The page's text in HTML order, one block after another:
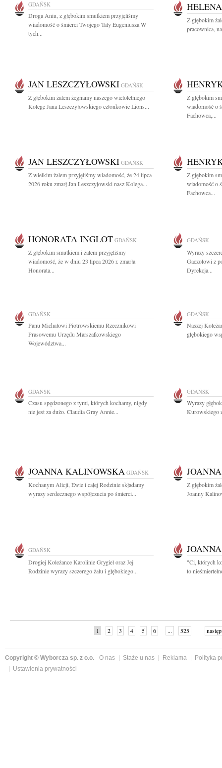
GDAŃSK
Droga Aniu, z głębokim smutkiem przyjęliśmy
wiadomość o śmierci Twojego Taty Eugeniusza W
tych...
Z głębokim
pracownica,
JAN LESZCZYŁOWSKI GDAŃSK
Z głębokim żalem żegnamy naszego wieloletniego
Kolegę Jana Leszczyłowskiego członkowie Lions...
Z głębokim
wiadomość o
Fachowca,...
JAN LESZCZYŁOWSKI GDAŃSK
Z wielkim żalem przyjęliśmy wiadomość, że 24 lipca
2026 roku zmarł Jan Leszczyłowski nasz Kolega...
Z głębokim
wiadomość o
Fachowca...
HONORATA INGLOT GDAŃSK
Z głębokim smutkiem i żalem przyjęliśmy
wiadomość, że w dniu 23 lipca 2026 r. zmarła
Honorata...
GDAŃSK
Wyrazy
Gaczołowi z
Dyrekcja...
GDAŃSK
Panu Michałowi Piotrowskiemu Rzecznikowi
Prasowemu Urzędu Marszałkowskiego
Województwa...
GDAŃSK
Naszej
głębokiego
GDAŃSK
Czasu spędzonego z tymi, których kochamy, nigdy
nie jest za dużo. Claudia Gray Annie...
GDAŃSK
Wyrazy
Kurowskiego
JOANNA KALINOWSKA GDAŃSK
Kochanym Alicji, Ewie i całej Rodzinie składamy
wyrazy serdecznego współczucia po śmierci...
Z głębokim
Joanny
GDAŃSK
Drogiej Koleżance Karolinie Grygiel oraz Jej
Rodzinie wyrazy szczerego żalu i głębokiego...
"Ci, których
to
1 2 3 4 5 6 ... 525
Copyright © Wyborcza sp. z o.o. O nas Staże u nas Reklama
Polityka
Ustawienia prywatności